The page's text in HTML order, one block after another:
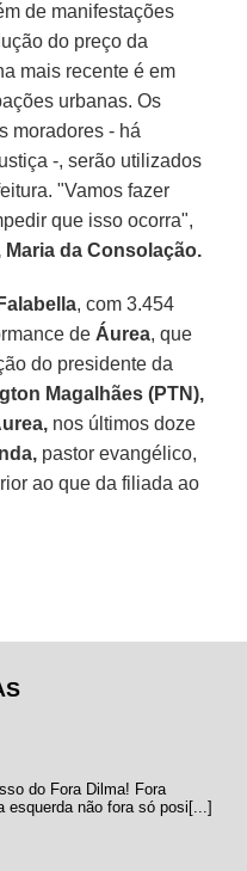
de manifestações
do preço da
mais recente é em
urbanas. Os
moradores - há
-, serão utilizados
"Vamos fazer
que isso ocorra",
Maria da Consolação.
Falabella, com 3.454
de Áurea, que
do presidente da
Magalhães (PTN),
nos últimos doze
pastor evangélico,
ao que da filiada ao
do Fora Dilma! Fora
esquerda não fora só posi[...]